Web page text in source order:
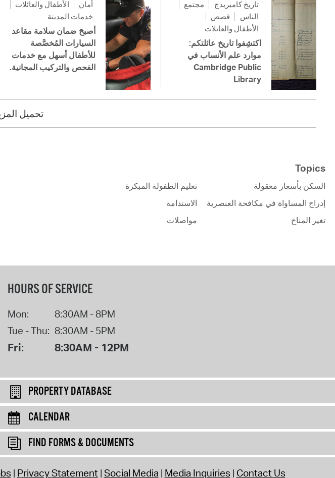
أمان
الأطفال والعائلات
خدمات المدينة
أصبحَ ضمان سلامة مقاعد
السيارات المُخصَّصة
للأطفال أسهل مع خدمات
الفحص والتركيب المجانية.
تاريخ كامبريدج
مجتمع
الناس
قصص
الأطفال والعائلات
اكتشِفوا تاريخ عائلتكم:
موارد علم الأنساب في
Cambridge Public
Library
تحميل
Topics
السكن بأسعار معقولة
إدراج المساواة في مكافحة العنصرية
تغير المناخ
تعليم الطفولة المبكرة
الاستدامة
مواصلات
HOURS OF SERVICE
Mon:
8:30AM - 8PM
Tue - Thu: 8:30AM - 5PM
Fri: 8:30AM - 12PM
PROPERTY DATABASE
CALENDAR
FIND FORMS & DOCUMENTS
Privacy Statement Social Media Media Inquiries Contact Us